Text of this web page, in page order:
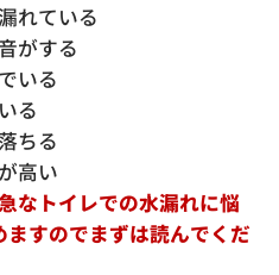
れている
がする
いる
る
ちる
高い
なトイレでの水漏れに悩
すのでまずは読んでくだ